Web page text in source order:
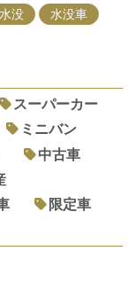
水没 水没車
スーパーカー
ミニバン
中古車
限定車